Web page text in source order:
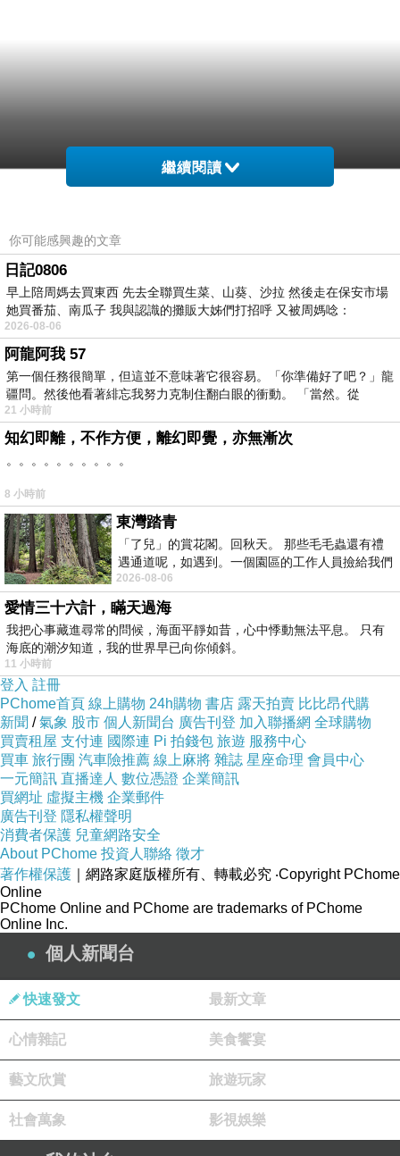
繼續閱讀
你可能感興趣的文章
日記0806
早上陪周媽去買東西 先去全聯買生菜、山葵、沙拉 然後走在保安市場
她買番茄、南瓜子 我與認識的攤販大姊們打招呼 又被周媽唸：
2026-08-06
阿龍阿我 57
第一個任務很簡單，但這並不意味著它很容易。「你準備好了吧？」龍
疆問。然後他看著緋忘我努力克制住翻白眼的衝動。 「當然。從
21 小時前
知幻即離，不作方便，離幻即覺，亦無漸次
。。。。。。。。。。
8 小時前
東灣踏青
「了兒」的賞花閣。回秋天。 那些毛毛蟲還有禮
遇通道呢，如遇到。一個園區的工作人員撿給我們
細賞。
2026-08-06
愛情三十六計，瞞天過海
我把心事藏進尋常的問候，海面平靜如昔，心中悸動無法平息。 只有
海底的潮汐知道，我的世界早已向你傾斜。
11 小時前
登入 註冊
PChome首頁 線上購物 24h購物 書店 露天拍賣 比比昂代購
新聞 /氣象 股市 個人新聞台 廣告刊登 加入聯播網 全球購物
買賣租屋 支付連 國際連 Pi 拍錢包 旅遊 服務中心
買車 旅行團 汽車險推薦 線上麻將 雜誌 星座命理 會員中心
一元簡訊 直播達人 數位憑證 企業簡訊
買網址 虛擬主機 企業郵件
廣告刊登 隱私權聲明
消費者保護 兒童網路安全
About PChome 投資人聯絡 徵才
著作權保護 ｜網路家庭版權所有、轉載必究 ‧Copyright PChome
Online
PChome Online and PChome are trademarks of PChome
Online Inc.
個人新聞台
快速發文 最新文章
心情雜記 美食饗宴
藝文欣賞 旅遊玩家
社會萬象 影視娛樂